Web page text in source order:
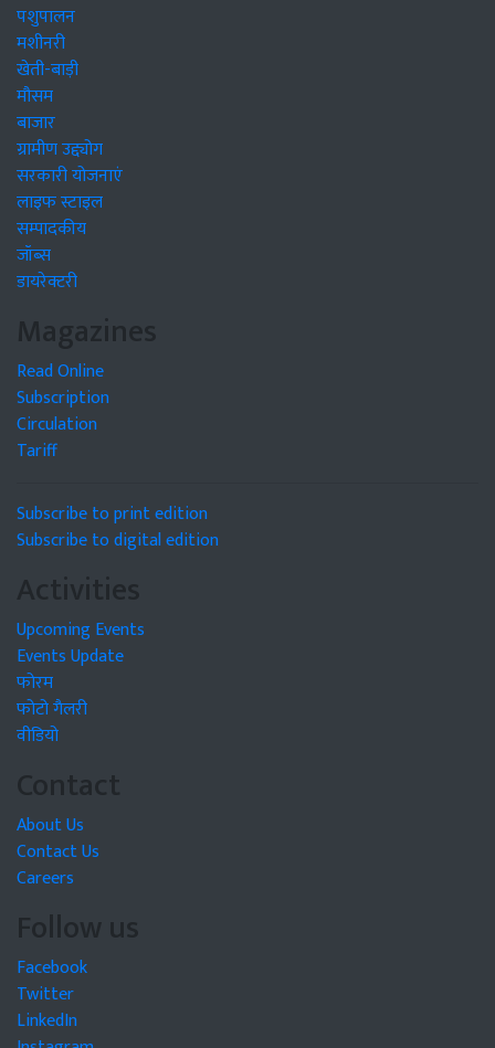
पशुपालन
मशीनरी
खेती-बाड़ी
मौसम
बाजार
ग्रामीण उद्द्योग
सरकारी योजनाएं
लाइफ स्टाइल
सम्पादकीय
जॉब्स
डायरेक्टरी
Magazines
Read Online
Subscription
Circulation
Tariff
Subscribe to print edition
Subscribe to digital edition
Activities
Upcoming Events
Events Update
फोरम
फोटो गैलरी
वीडियो
Contact
About Us
Contact Us
Careers
Follow us
Facebook
Twitter
LinkedIn